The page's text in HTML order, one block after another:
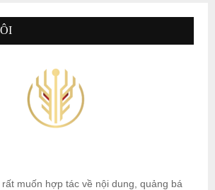
muốn hợp tác về nội dung, quảng bá